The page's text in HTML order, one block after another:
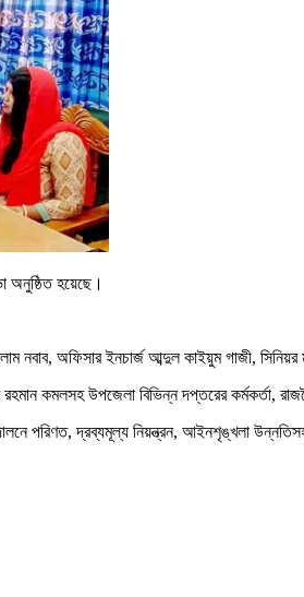
অনুষ্ঠিত হয়েছে।
নবাব, অফিসার ইনচার্জ আব্দুল কাইয়ুম গাজী,
কমলসহ উপজেলা বিভিন্ন দপ্তরের কর্মকর্তা,
পরিণত, দ্রব্যমূল্য নিয়ন্ত্রন, আইনশৃঙ্খলা